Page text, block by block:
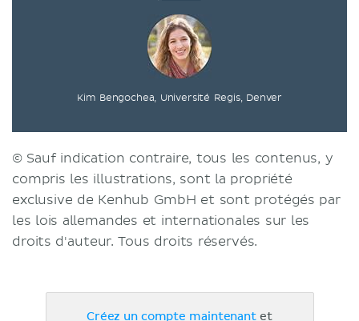
Kim Bengochea, Université Regis, Denver
© Sauf indication contraire, tous les contenus, y
compris les illustrations, sont la propriété
exclusive de Kenhub GmbH et sont protégés par
les lois allemandes et internationales sur les
droits d'auteur. Tous droits réservés.
Créez un compte maintenantet